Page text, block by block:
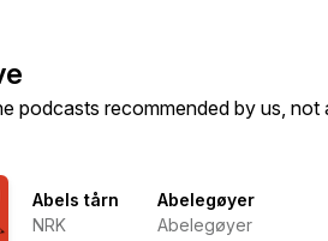
podcasts recommended by us, not
Abels tårn
NRK
Abelegøyer
Abelegøyer